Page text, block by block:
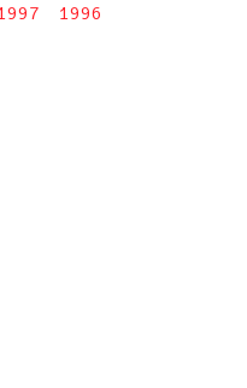
1996